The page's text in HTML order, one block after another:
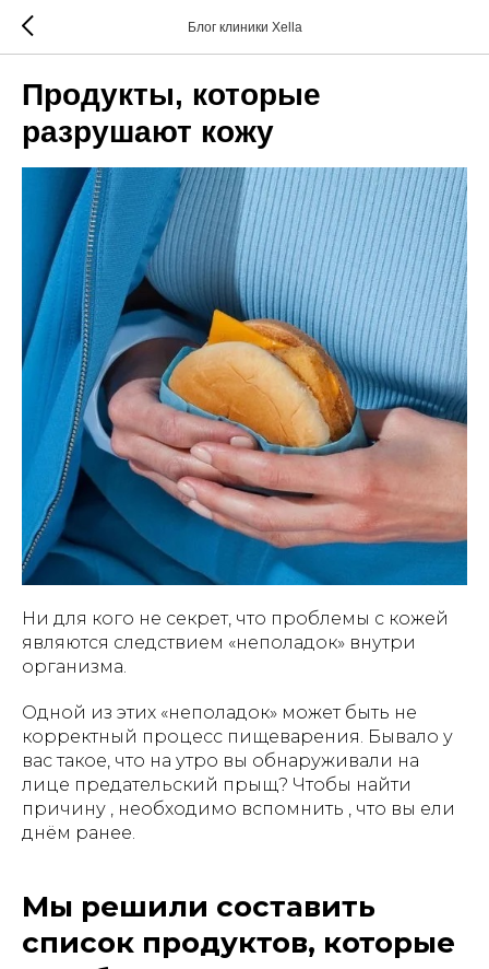
Блог клиники Xella
Продукты, которые
разрушают кожу
Ни для кого не секрет, что проблемы с кожей
являются следствием «неполадок» внутри
организма.
Одной из этих «неполадок» может быть не
корректный процесс пищеварения. Бывало у
вас такое, что на утро вы обнаруживали на
лице предательский прыщ? Чтобы найти
причину , необходимо вспомнить , что вы ели
днём ранее.
Мы решили составить
список продуктов, которые